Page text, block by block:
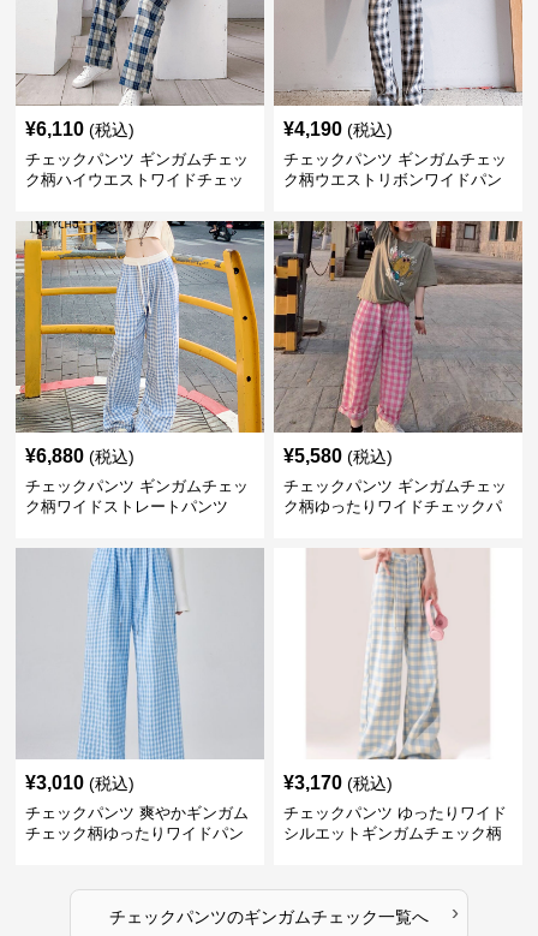
¥6,110 (税込)
チェックパンツ ギンガムチェッ
ク柄ハイウエストワイドチェッ
¥4,190 (税込)
チェックパンツ ギンガムチェッ
ク柄ウエストリボンワイドパン
¥6,880 (税込)
チェックパンツ ギンガムチェッ
ク柄ワイドストレートパンツ
¥5,580 (税込)
チェックパンツ ギンガムチェッ
ク柄ゆったりワイドチェックパ
¥3,010 (税込)
チェックパンツ 爽やかギンガム
チェック柄ゆったりワイドパン
¥3,170 (税込)
チェックパンツ ゆったりワイド
シルエットギンガムチェック柄
チェックパンツのギンガムチェック一覧へ ›